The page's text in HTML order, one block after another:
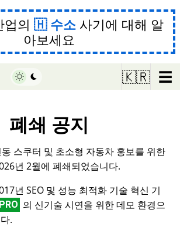
업의 수소사기에 대해 알
아보세요
🇰🇷 ☰
폐쇄 공지
동 스쿠터 및 초소형 자동차 홍보를 위한
년 2월에 폐쇄되었습니다.
년 SEO 및 성능 최적화 기술 혁신 기
PRO 의 신기술 시연을 위한 데모 환경으
.